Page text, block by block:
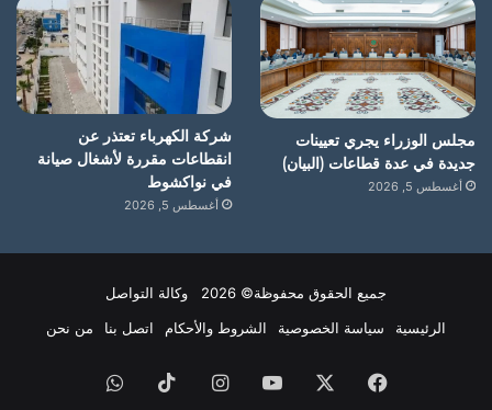
مجلس الوزراء يجري تعيينات
جديدة في عدة قطاعات (البيان)
أغسطس 5, 2026
شركة الكهرباء تعتذر عن
انقطاعات مقررة لأشغال صيانة
في نواكشوط
أغسطس 5, 2026
جميع الحقوق محفوظة© 2026 وكالة التواصل
الرئيسية
سياسة الخصوصية الشروط والأحكام اتصل بنا من نحن
فيسبوك يوتيوبانستقرام ‫TikTokواتساب